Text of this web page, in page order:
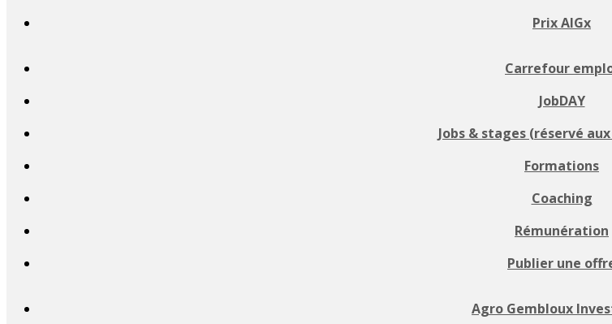
Prix AIGx
Carrefour
JobDAY
Jobs & stages (réservé
Formations
Coaching
Rémunération
Publier une
Agro Gembloux